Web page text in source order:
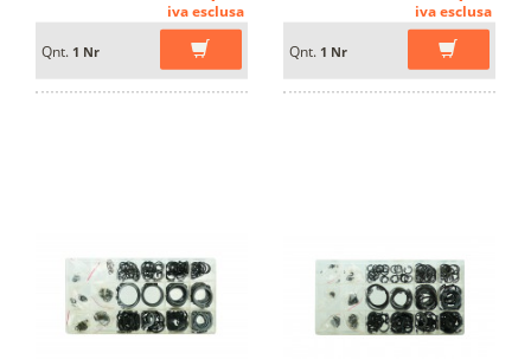
iva esclusa
Qnt. 1 Nr
iva esclusa
Qnt. 1 Nr